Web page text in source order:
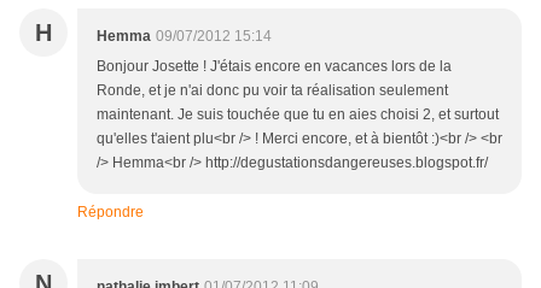
H Hemma 09/07/2012 15:14
Bonjour Josette ! J'étais encore en vacances lors de la
Ronde, et je n'ai donc pu voir ta réalisation seulement
maintenant. Je suis touchée que tu en aies choisi 2, et surtout
qu'elles t'aient plu<br /> ! Merci encore, et à bientôt :)<br /> <br
/> Hemma<br /> http://degustationsdangereuses.blogspot.fr/
Répondre